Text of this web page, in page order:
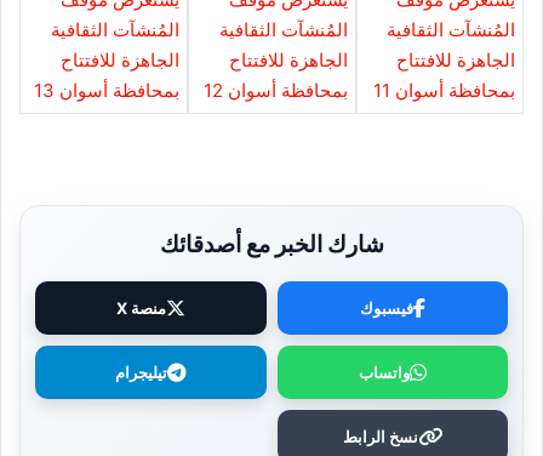
شارك الخبر مع أصدقائك
فيسبوك منصة X
واتساب تيليجرام
نسخ الرابط